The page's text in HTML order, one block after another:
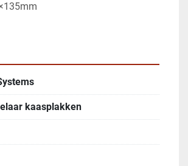
kaasplakken